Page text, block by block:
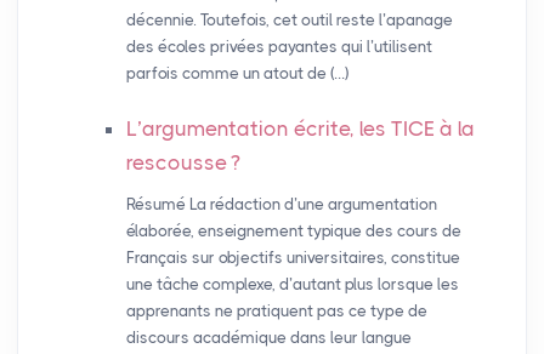
décennie. Toutefois, cet outil reste l’apanage
des écoles privées payantes qui l’utilisent
parfois comme un atout de (…)
L’argumentation écrite, les TICE à la
rescousse?
Résumé La rédaction d’une argumentation
élaborée, enseignement typique des cours de
Français sur objectifs universitaires, constitue
une tâche complexe, d’autant plus lorsque les
apprenants ne pratiquent pas ce type de
discours académique dans leur langue